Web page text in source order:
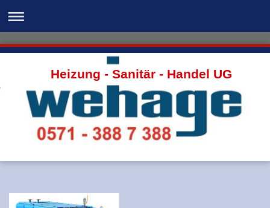
Heizung - Sanitär - Handel UG